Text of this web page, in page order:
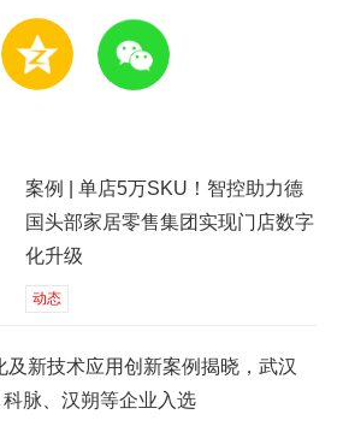
案例 | 单店5万SKU！智控助力德
国头部家居零售集团实现门店数字
化升级
动态
及新技术应用创新案例揭晓，武汉
脉、汉朔等企业入选